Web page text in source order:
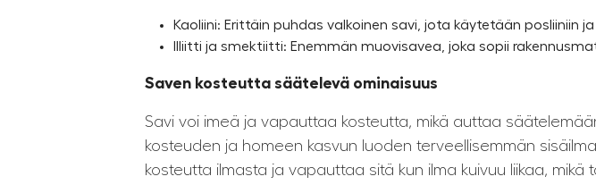
Kaoliini: Erittäin puhdas valkoinen savi, jota käytetään posliiniin
Illiitti ja smektiitti: Enemmän muovisavea, joka sopii
Saven kosteutta säätelevä ominaisuus
Savi voi imeä ja vapauttaa kosteutta, mikä auttaa
kosteuden ja homeen kasvun luoden terveellisemmän
kosteutta ilmasta ja vapauttaa sitä kun ilma kuivuu liikaa, mikä